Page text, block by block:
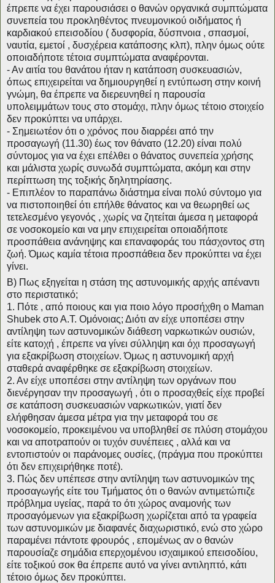
έπρεπε να έχει παρουσιάσει ο θανών οργανικά συμπτώματα
συνεπεία του προκληθέντος πνευμονικού οιδήματος ή
καρδιακού επεισοδίου ( δυσφορία, δύσπνοια , σπασμοί,
ναυτία, εμετοί , δυσχέρεια κατάποσης κλπ), πλην όμως ούτε
οποιαδήποτε τέτοια συμπτώματα αναφέρονται.
- Αν αιτία του θανάτου ήταν η κατάποση συσκευασιών,
όπως επιχειρείται να δημιουργηθεί η εντύπωση στην κοινή
γνώμη, θα έπρεπε να διερευνηθεί η παρουσία
υπολειμμάτων τους στο στομάχι, πλην όμως τέτοιο στοιχείο
δεν προκύπτει να υπάρχει.
- Σημειωτέον ότι ο χρόνος που διαρρέει από την
προσαγωγή (11.30) έως τον θάνατο (12.20) είναι πολύ
σύντομος για να έχει επέλθει ο θάνατος συνεπεία χρήσης
και μάλιστα χωρίς συνωδά συμπτώματα, ακόμη και στην
περίπτωση της τοξικής δηλητηρίασης.
- Επιπλέον το παραπάνω διάστημα είναι πολύ σύντομο για
να πιστοποιηθεί ότι επήλθε θάνατος και να θεωρηθεί ως
τετελεσμένο γεγονός , χωρίς να ζητείται άμεσα η μεταφορά
σε νοσοκομείο και να μην επιχειρείται οποιαδήποτε
προσπάθεια ανάνηψης και επαναφοράς του πάσχοντος στη
ζωή. Όμως καμία τέτοια προσπάθεια δεν προκύπτει να έχει
γίνει.
Β) Πως εξηγείται η στάση της αστυνομικής αρχής απέναντι
στο περιστατικό;
1. Πότε , από ποιους και για ποιο λόγο προσήχθη ο Μaman
Shubek στο Α.Τ. Ομόνοιας; Διότι αν είχε υποπέσει στην
αντίληψη των αστυνομικών διάθεση ναρκωτικών ουσιών,
είτε κατοχή , έπρεπε να γίνει σύλληψη και όχι προσαγωγή
για εξακρίβωση στοιχείων. Όμως η αστυνομική αρχή
σταθερά αναφέρθηκε σε εξακρίβωση στοιχείων.
2. Αν είχε υποπέσει στην αντίληψη των οργάνων που
διενέργησαν την προσαγωγή , ότι ο προσαχθείς είχε προβεί
σε κατάποση συσκευασιών ναρκωτικών, γιατί δεν
ελήφθησαν άμεσα μέτρα για την μεταφορά του σε
νοσοκομείο, προκειμένου να υποβληθεί σε πλύση στομάχου
και να αποτραπούν οι τυχόν συνέπειες , αλλά και να
εντοπιστούν οι παράνομες ουσίες, (πράγμα που προκύπτει
ότι δεν επιχειρήθηκε ποτέ).
3. Πώς δεν υπέπεσε στην αντίληψη των αστυνομικών της
προσαγωγής είτε του Τμήματος ότι ο θανών αντιμετώπιζε
πρόβλημα υγείας, παρά το ότι χώρος αναμονής των
προσαγόμενων για εξακρίβωση χωρίζεται από τα γραφεία
των αστυνομικών με διαφανές διαχωριστικό, ενώ στο χώρο
παραμένει πάντοτε φρουρός , επομένως αν ο θανών
παρουσίαζε σημάδια επερχομένου ισχαιμικού επεισοδίου,
είτε τοξικού σοκ θα έπρεπε αυτό να γίνει αντιληπτό, κάτι
τέτοιο όμως δεν προκύπτει.